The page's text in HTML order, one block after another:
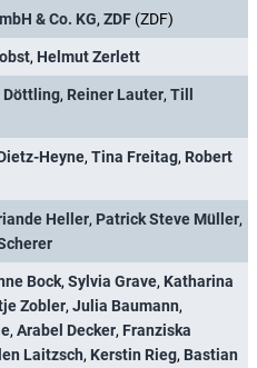
& Co. KG, ZDF (ZDF)
, Helmut Zerlett
Döttling, Reiner Lauter, Till
Heyne, Tina Freitag, Robert
Heller, Patrick Steve Müller,
Bock, Sylvia Grave, Katharina
Zobler, Julia Baumann,
, Arabel Decker, Franziska
Laitzsch, Kerstin Rieg, Bastian